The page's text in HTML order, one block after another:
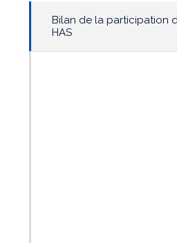
Bilan de la participation
HAS